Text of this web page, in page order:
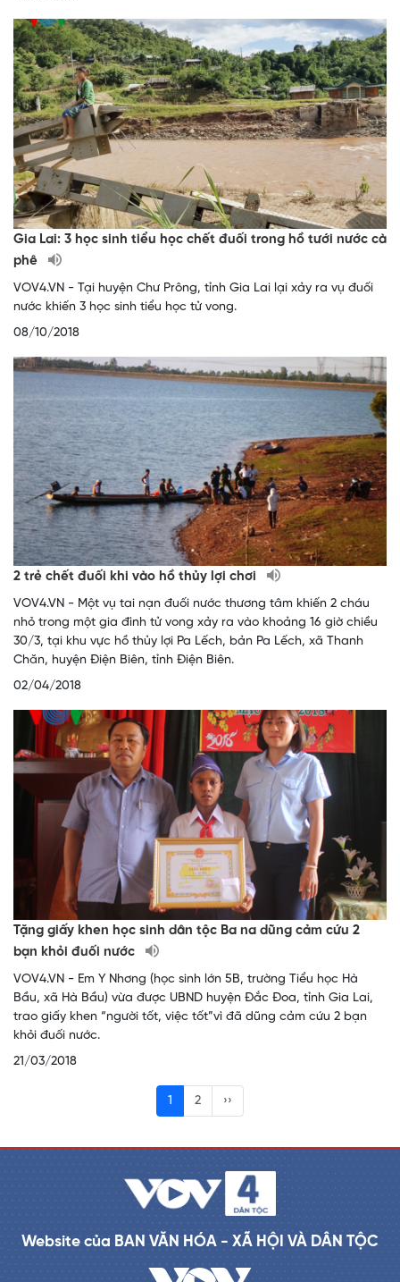
Gia Lai: 3 học sinh tiểu học chết đuối trong hồ tưới nước cà
phê
VOV4.VN - Tại huyện Chư Prông, tỉnh Gia Lai lại xảy ra vụ đuối
nước khiến 3 học sinh tiểu học tử vong.
08/10/2018
2 trẻ chết đuối khi vào hồ thủy lợi chơi
VOV4.VN - Một vụ tai nạn đuối nước thương tâm khiến 2 cháu
nhỏ trong một gia đình tử vong xảy ra vào khoảng 16 giờ chiều
30/3, tại khu vực hồ thủy lợi Pa Lếch, bản Pa Lếch, xã Thanh
Chăn, huyện Điện Biên, tỉnh Điện Biên.
02/04/2018
Tặng giấy khen học sinh dân tộc Ba na dũng cảm cứu 2
bạn khỏi đuối nước
VOV4.VN - Em Y Nhơng (học sinh lớn 5B, trường Tiểu học Hà
Bầu, xã Hà Bầu) vừa được UBND huyện Đắc Đoa, tỉnh Gia Lai,
trao giấy khen “người tốt, việc tốt”vì đã dũng cảm cứu 2 bạn
khỏi đuối nước.
21/03/2018
1 2 ››
Website của BAN VĂN HÓA - XÃ HỘI VÀ DÂN TỘC